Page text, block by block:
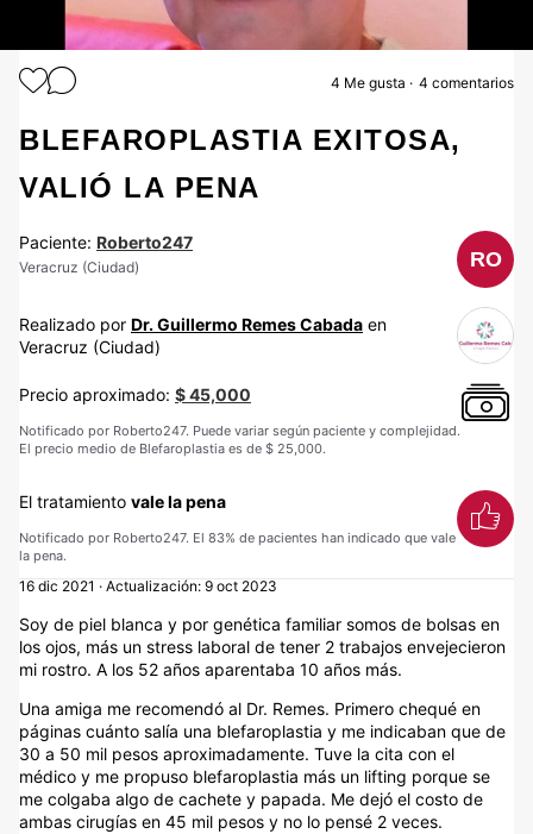
BLEFAROPLASTIA
4 Me gusta 4 comentarios
BLEFAROPLASTIA EXITOSA,
VALIÓ LA PENA
Paciente: Roberto247
Veracruz (Ciudad) RO
Realizado por Dr. Guillermo Remes Cabada en
Veracruz (Ciudad)
Precio aproximado: $ 45,000
Notificado por Roberto247. Puede variar según paciente y complejidad.
El precio medio de Blefaroplastia es de $ 25,000.
El tratamiento vale la pena
Notificado por Roberto247. El 83% de pacientes han indicado que vale
la pena.
16 dic 2021 · Actualización: 9 oct 2023
Soy de piel blanca y por genética familiar somos de bolsas en
los ojos, más un stress laboral de tener 2 trabajos envejecieron
mi rostro. A los 52 años aparentaba 10 años más.
Una amiga me recomendó al Dr. Remes. Primero chequé en
páginas cuánto salía una blefaroplastia y me indicaban que de
30 a 50 mil pesos aproximadamente. Tuve la cita con el
médico y me propuso blefaroplastia más un lifting porque se
me colgaba algo de cachete y papada. Me dejó el costo de
ambas cirugías en 45 mil pesos y no lo pensé 2 veces.